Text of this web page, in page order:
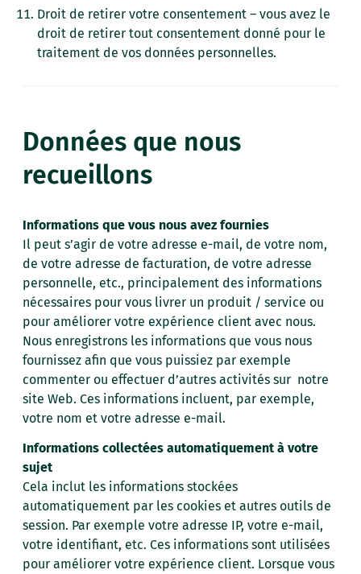
Droit de retirer votre consentement – vous avez le
droit de retirer tout consentement donné pour le
traitement de vos données personnelles.
Données que nous
recueillons
Informations que vous nous avez fournies
Il peut s’agir de votre adresse e-mail, de votre nom,
de votre adresse de facturation, de votre adresse
personnelle, etc., principalement des informations
nécessaires pour vous livrer un produit / service ou
pour améliorer votre expérience client avec nous.
Nous enregistrons les informations que vous nous
fournissez afin que vous puissiez par exemple
commenter ou effectuer d’autres activités sur notre
site Web. Ces informations incluent, par exemple,
votre nom et votre adresse e-mail.
Informations collectées automatiquement à votre
sujet
Cela inclut les informations stockées
automatiquement par les cookies et autres outils de
session. Par exemple votre adresse IP, votre e-mail,
votre identifiant, etc. Ces informations sont utilisées
pour améliorer votre expérience client. Lorsque vous